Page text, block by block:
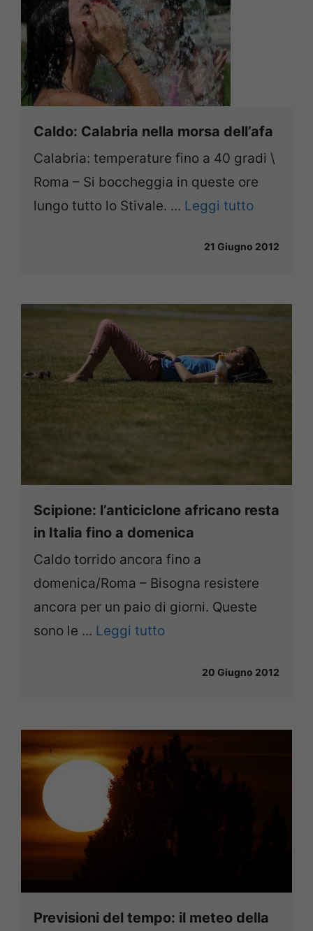
Caldo: Calabria nella morsa dell’afa
Calabria: temperature fino a 40 gradi \
Roma – Si boccheggia in queste ore
lungo tutto lo Stivale. ... Leggi tutto
21 Giugno 2012
Scipione: l’anticiclone africano resta
in Italia fino a domenica
Caldo torrido ancora fino a
domenica/Roma – Bisogna resistere
ancora per un paio di giorni. Queste
sono le ... Leggi tutto
20 Giugno 2012
Previsioni del tempo: il meteo della